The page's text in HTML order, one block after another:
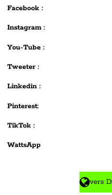
Facebook :
Instagram :
You-Tube :
Tweeter :
Linkedin :
Pinterest:
TikTok :
WattsApp
vers